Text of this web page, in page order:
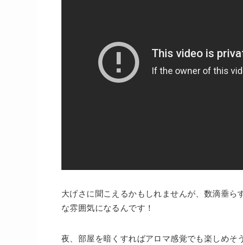
大げさに聞こえるかもしれませんが、数滴垂
な雰囲気になるんです！
夜、部屋を暗くすればアロマ感覚でも楽しめそ